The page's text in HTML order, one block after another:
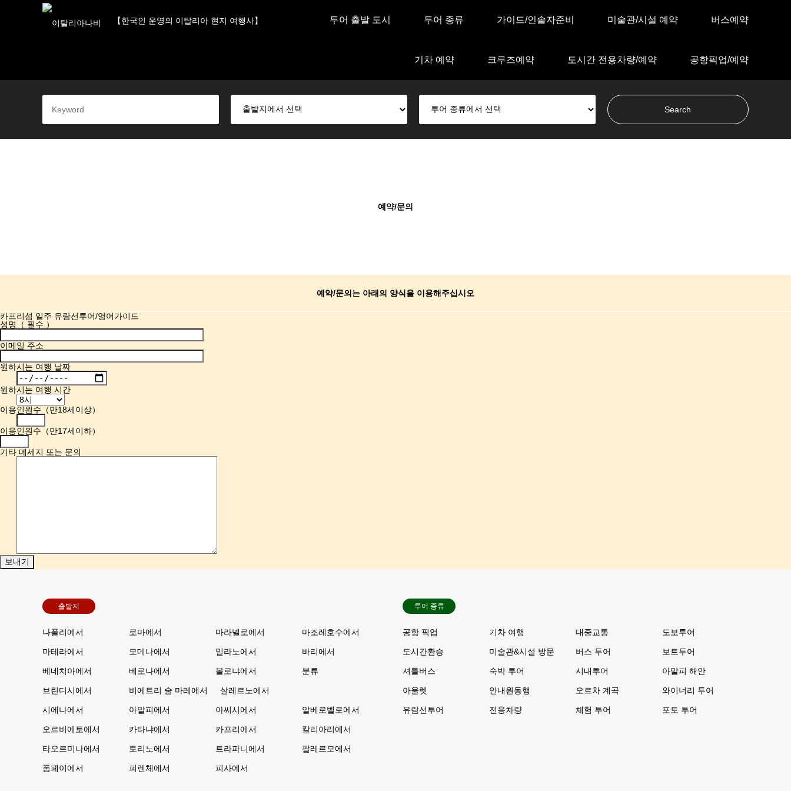
【한국인 운영의 이탈리아 현지 여행사】 투어 출발 도시 투어 종류 가이드/인솔자준비 미술관/시설 예약 버스예약
기차 예약 크루즈예약 도시간 전용차량/예약 공항픽업/예약
예약/문의
예약/문의는 아래의 양식을 이용해주십시오
카프리섬 일주 유람선투어/영어가이드
성명（ 필수 ）
이메일 주소
원하시는 여행 날짜
원하시는 여행 시간
이용인원수（만18세이상）
이용인원수（만17세이하）
기타 메세지 또는 문의
출발지
나폴리에서 로마에서 마라넬로에서 마조레호수에서
마테라에서 모데나에서 밀라노에서 바리에서
베네치아에서 베로나에서 볼로냐에서 분류
브린디시에서 비에트리 술 마레에서 살레르노에서
시에나에서 아말피에서 아씨시에서 알베로벨로에서
오르비에토에서 카타냐에서 카프리에서 칼리아리에서
타오르미나에서 토리노에서 트라파니에서 팔레르모에서
폼페이에서 피렌체에서 피사에서
투어 종류
공항 픽업 기차 여행 대중교통 도보투어
도시간환승 미술관&시설 방문 버스 투어 보트투어
셔틀버스 숙박 투어 시내투어 아말피 해안
아울렛 안내원동행 오르차 계곡 와이너리 투어
유람선투어 전용차량 체험 투어 포토 투어